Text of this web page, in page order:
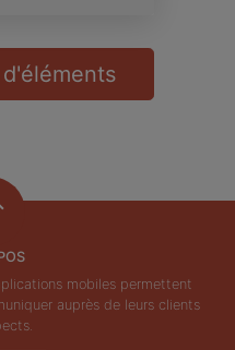
mobiles permettent
auprès de leurs clients